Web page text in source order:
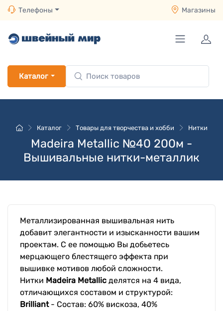
Телефоны Магазины
Каталог
Каталог Товары для творчества и хобби Нитки
Madeira Metallic №40 200м -
Вышивальные нитки-металлик
Металлизированная вышивальная нить
добавит элегантности и изысканности вашим
проектам. С ее помощью Вы добьетесь
мерцающего блестящего эффекта при
вышивке мотивов любой сложности.
Нитки Madeira Metallic делятся на 4 вида,
отличающихся составом и структурой:
Brilliant- Состав: 60% вискоза, 40%